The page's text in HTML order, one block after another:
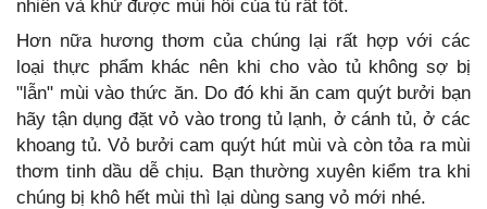
nhiên và khử được mùi hôi của tủ rất tốt.
Hơn nữa hương thơm của chúng lại rất hợp với các
loại thực phẩm khác nên khi cho vào tủ không sợ bị
"lẫn" mùi vào thức ăn. Do đó khi ăn cam quýt bưởi bạn
hãy tận dụng đặt vỏ vào trong tủ lạnh, ở cánh tủ, ở các
khoang tủ. Vỏ bưởi cam quýt hút mùi và còn tỏa ra mùi
thơm tinh dầu dễ chịu. Bạn thường xuyên kiểm tra khi
chúng bị khô hết mùi thì lại dùng sang vỏ mới nhé.